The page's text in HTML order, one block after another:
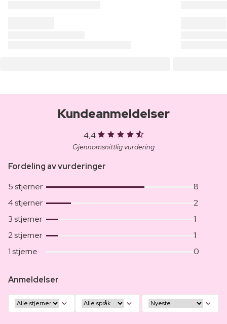
Kundeanmeldelser
4,4
Gjennomsnittlig vurdering
Fordeling av vurderinger
5 stjerner
8
4 stjerner
2
3 stjerner
1
2 stjerner
1
1 stjerne
0
Anmeldelser